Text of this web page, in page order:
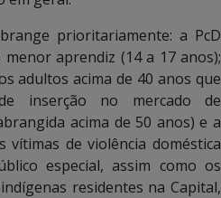
prioritariamente: a PcD
menor aprendiz (14 a 17 anos);
adultos acima de 40 anos que
inserção no mercado de
acima de 50 anos) e a
vítimas de violência doméstica
especial, assim como os
residentes na Capital,